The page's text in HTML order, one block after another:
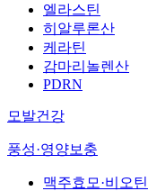
엘라스틴
히알루론산
케라틴
감마리놀렌산
PDRN
모발건강
풍성·영양보충
맥주효모·비오틴